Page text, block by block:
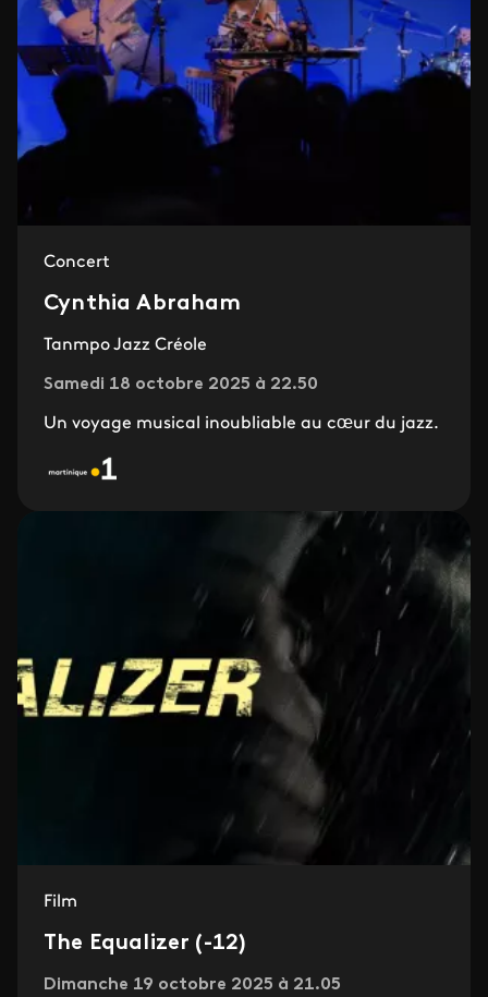
Concert
Cynthia Abraham
Tanmpo Jazz Créole
Samedi 18 octobre 2025 à 22.50
Un voyage musical inoubliable au cœur du jazz.
Film
The Equalizer (-12)
Dimanche 19 octobre 2025 à 21.05